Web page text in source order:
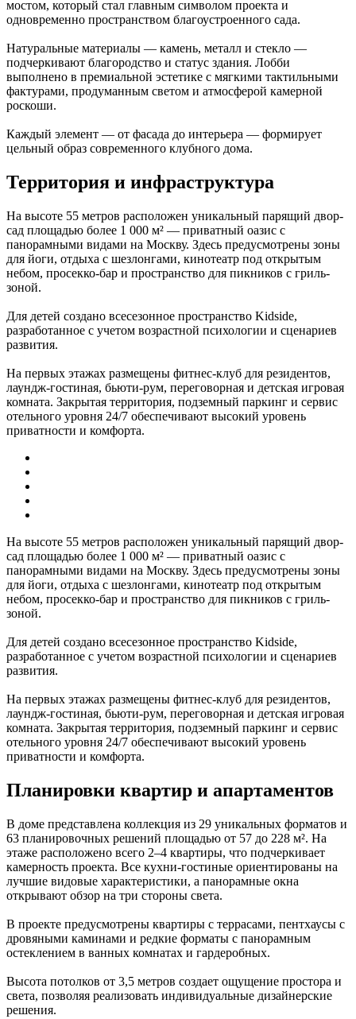
мостом, который стал главным символом проекта и
одновременно пространством благоустроенного сада.
Натуральные материалы — камень, металл и стекло —
подчеркивают благородство и статус здания. Лобби
выполнено в премиальной эстетике с мягкими тактильными
фактурами, продуманным светом и атмосферой камерной
роскоши.
Каждый элемент — от фасада до интерьера — формирует
цельный образ современного клубного дома.
Территория и инфраструктура
На высоте 55 метров расположен уникальный парящий двор-
сад площадью более 1 000 м² — приватный оазис с
панорамными видами на Москву. Здесь предусмотрены зоны
для йоги, отдыха с шезлонгами, кинотеатр под открытым
небом, просекко-бар и пространство для пикников с гриль-
зоной.
Для детей создано всесезонное пространство Kidside,
разработанное с учетом возрастной психологии и сценариев
развития.
На первых этажах размещены фитнес-клуб для резидентов,
лаундж-гостиная, бьюти-рум, переговорная и детская игровая
комната. Закрытая территория, подземный паркинг и сервис
отельного уровня 24/7 обеспечивают высокий уровень
приватности и комфорта.
На высоте 55 метров расположен уникальный парящий двор-
сад площадью более 1 000 м² — приватный оазис с
панорамными видами на Москву. Здесь предусмотрены зоны
для йоги, отдыха с шезлонгами, кинотеатр под открытым
небом, просекко-бар и пространство для пикников с гриль-
зоной.
Для детей создано всесезонное пространство Kidside,
разработанное с учетом возрастной психологии и сценариев
развития.
На первых этажах размещены фитнес-клуб для резидентов,
лаундж-гостиная, бьюти-рум, переговорная и детская игровая
комната. Закрытая территория, подземный паркинг и сервис
отельного уровня 24/7 обеспечивают высокий уровень
приватности и комфорта.
Планировки квартир и апартаментов
В доме представлена коллекция из 29 уникальных форматов и
63 планировочных решений площадью от 57 до 228 м². На
этаже расположено всего 2–4 квартиры, что подчеркивает
камерность проекта. Все кухни-гостиные ориентированы на
лучшие видовые характеристики, а панорамные окна
открывают обзор на три стороны света.
В проекте предусмотрены квартиры с террасами, пентхаусы с
дровяными каминами и редкие форматы с панорамным
остеклением в ванных комнатах и гардеробных.
Высота потолков от 3,5 метров создает ощущение простора и
света, позволяя реализовать индивидуальные дизайнерские
решения.